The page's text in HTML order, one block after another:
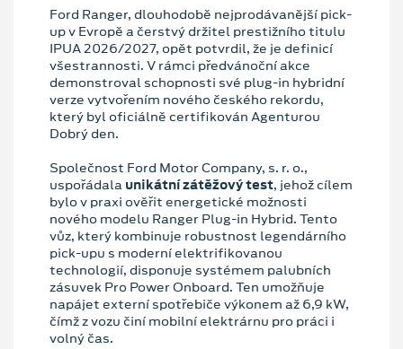
Ford Ranger, dlouhodobě nejprodávanější pick-
up v Evropě a čerstvý držitel prestižního titulu
IPUA 2026/2027, opět potvrdil, že je definicí
všestrannosti. V rámci předvánoční akce
demonstroval schopnosti své plug-in hybridní
verze vytvořením nového českého rekordu,
který byl oficiálně certifikován Agenturou
Dobrý den.
Společnost Ford Motor Company, s. r. o.,
uspořádala unikátní zátěžový test, jehož cílem
bylo v praxi ověřit energetické možnosti
nového modelu Ranger Plug-in Hybrid. Tento
vůz, který kombinuje robustnost legendárního
pick-upu s moderní elektrifikovanou
technologií, disponuje systémem palubních
zásuvek Pro Power Onboard. Ten umožňuje
napájet externí spotřebiče výkonem až 6,9 kW,
čímž z vozu činí mobilní elektrárnu pro práci i
volný čas.